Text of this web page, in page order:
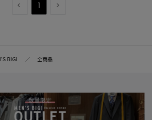
1
BIGI 全商品